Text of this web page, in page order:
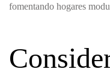
fomentando hogares